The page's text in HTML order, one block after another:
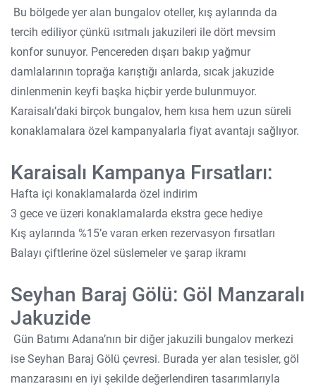
Bu bölgede yer alan bungalov oteller, kış aylarında da
tercih ediliyor çünkü ısıtmalı jakuzileri ile dört mevsim
konfor sunuyor. Pencereden dışarı bakıp yağmur
damlalarının toprağa karıştığı anlarda, sıcak jakuzide
dinlenmenin keyfi başka hiçbir yerde bulunmuyor.
Karaisalı’daki birçok bungalov, hem kısa hem uzun süreli
konaklamalara özel kampanyalarla fiyat avantajı sağlıyor.
Karaisalı Kampanya Fırsatları:
Hafta içi konaklamalarda özel indirim
3 gece ve üzeri konaklamalarda ekstra gece hediye
Kış aylarında %15’e varan erken rezervasyon fırsatları
Balayı çiftlerine özel süslemeler ve şarap ikramı
Seyhan Baraj Gölü: Göl Manzaralı
Jakuzide
Gün Batımı Adana’nın bir diğer jakuzili bungalov merkezi
ise Seyhan Baraj Gölü çevresi. Burada yer alan tesisler, göl
manzarasını en iyi şekilde değerlendiren tasarımlarıyla